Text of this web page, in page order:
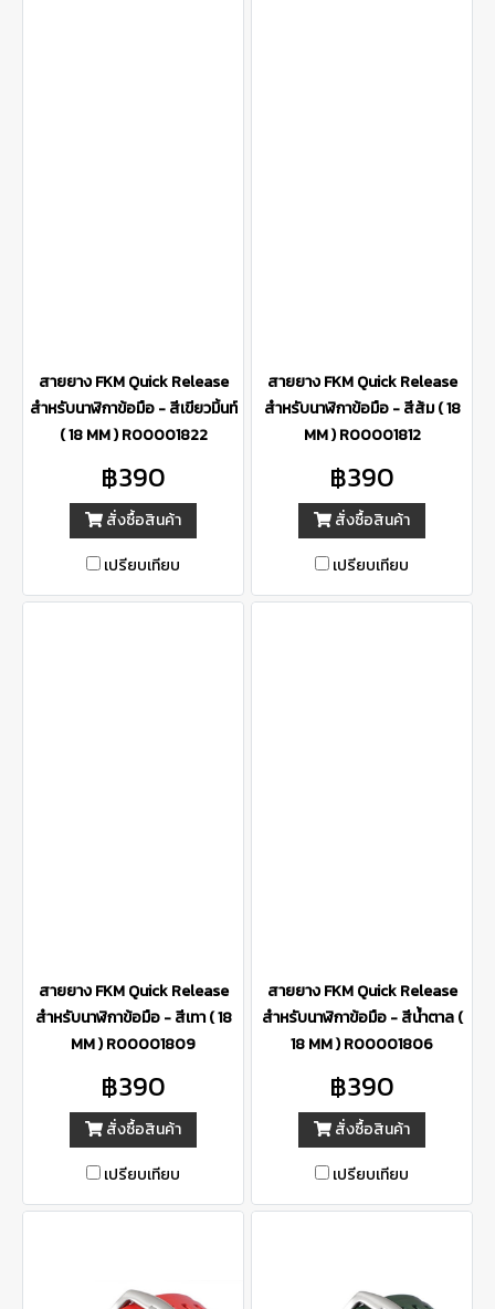
สายยาง FKM Quick Release
สำหรับนาฬิกาข้อมือ - สีเขียวมิ้นท์
( 18 MM ) R00001822
฿390
สั่งซื้อสินค้า
เปรียบเทียบ
สายยาง FKM Quick Release
สำหรับนาฬิกาข้อมือ - สีส้ม ( 18
MM ) R00001812
฿390
สั่งซื้อสินค้า
เปรียบเทียบ
สายยาง FKM Quick Release
สำหรับนาฬิกาข้อมือ - สีเทา ( 18
MM ) R00001809
฿390
สั่งซื้อสินค้า
เปรียบเทียบ
สายยาง FKM Quick Release
สำหรับนาฬิกาข้อมือ - สีน้ำตาล (
18 MM ) R00001806
฿390
สั่งซื้อสินค้า
เปรียบเทียบ